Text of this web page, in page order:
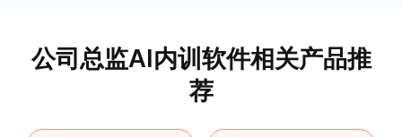
公司总监AI内训软件相关产品推
荐